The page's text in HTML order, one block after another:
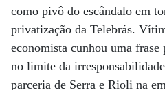
como pivô do escândalo em
privatização da Telebrás.
economista cunhou uma frase
no limite da
parceria de Serra e Rioli na